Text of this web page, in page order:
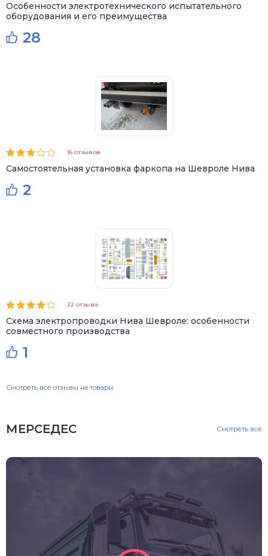
Особенности электротехнического испытательного
оборудования и его преимущества
28
16 отзывов
Самостоятельная установка фаркопа на Шевроле Нива
2
22 отзыва
Схема электропроводки Нива Шевроле: особенности
совместного производства
1
Смотреть все отзывы на товары
МЕРСЕДЕС Смотреть все